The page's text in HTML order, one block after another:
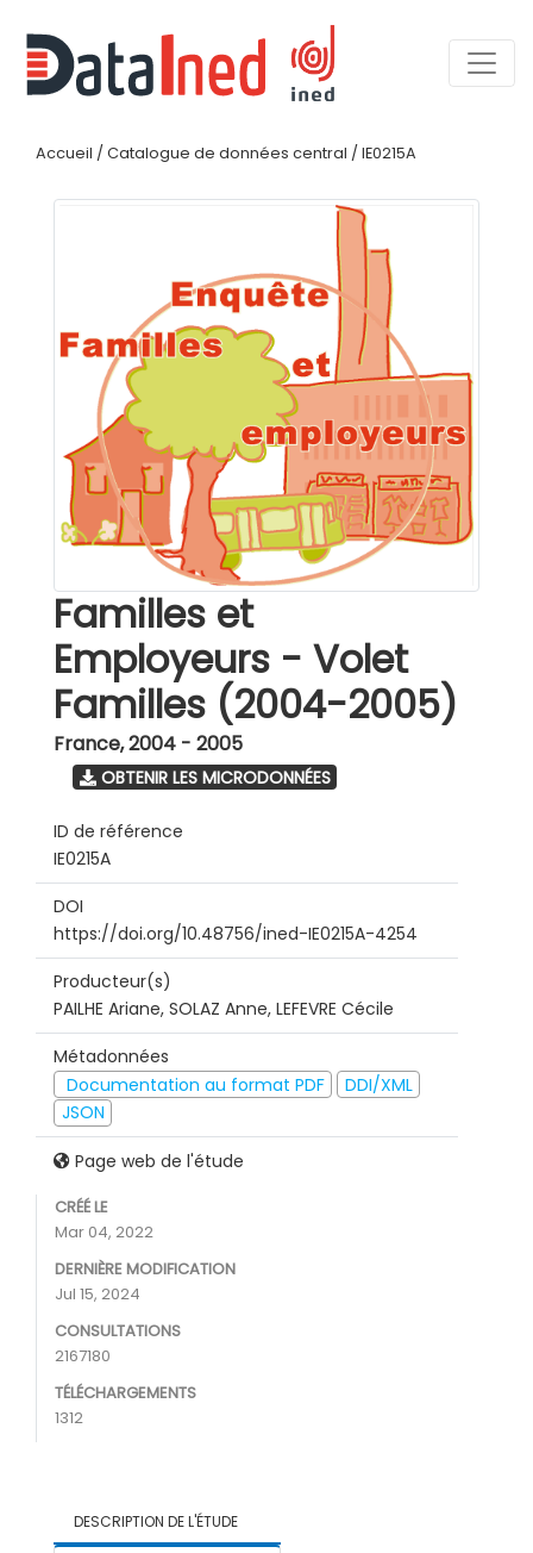
Accueil / Catalogue de données central / IE0215A
Familles et
Employeurs - Volet
Familles (2004-2005)
France,2004 - 2005
OBTENIR LES MICRODONNÉES
ID de référence
IE0215A
DOI
https://doi.org/10.48756/ined-IE0215A-4254
Producteur(s)
PAILHE Ariane, SOLAZ Anne, LEFEVRE Cécile
Métadonnées
Documentation au format PDF
DDI/XML
JSON
Page web de l'étude
CRÉÉ LE
Mar 04, 2022
DERNIÈRE MODIFICATION
Jul 15, 2024
CONSULTATIONS
2167180
TÉLÉCHARGEMENTS
1312
DESCRIPTION DE L'ÉTUDE